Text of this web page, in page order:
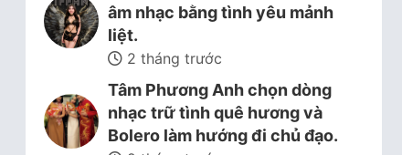
âm nhạc bằng tình yêu mảnh
liệt.
2 tháng trước
Tâm Phương Anh chọn dòng
nhạc trữ tình quê hương và
Bolero làm hướng đi chủ đạo.